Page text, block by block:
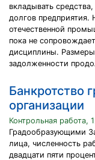
вкладывать
долгов предприятия.
отечественной
пока не
дисциплины.
задолженности
Банкротство
организации
Контрольная работа,
Градообразующими
лица, численность
двадцати пяти